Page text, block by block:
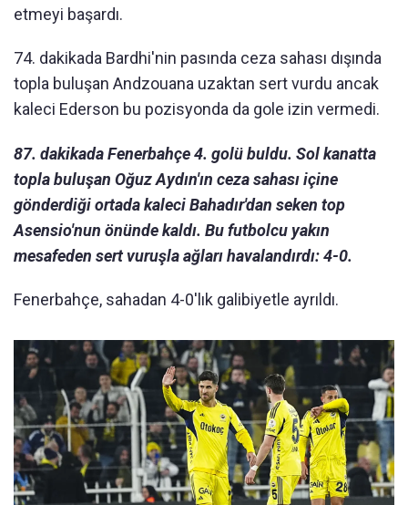
etmeyi başardı.
74. dakikada Bardhi'nin pasında ceza sahası dışında
topla buluşan Andzouana uzaktan sert vurdu ancak
kaleci Ederson bu pozisyonda da gole izin vermedi.
87. dakikada Fenerbahçe 4. golü buldu. Sol kanatta
topla buluşan Oğuz Aydın'ın ceza sahası içine
gönderdiği ortada kaleci Bahadır'dan seken top
Asensio'nun önünde kaldı. Bu futbolcu yakın
mesafeden sert vuruşla ağları havalandırdı: 4-0.
Fenerbahçe, sahadan 4-0'lık galibiyetle ayrıldı.